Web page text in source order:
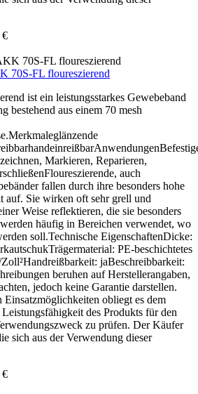
€
70S-FL floureszierend
ist ein leistungsstarkes Gewebeband
bestehend aus einem 70 mesh
Markieren, Reparieren,
auch
fallen durch ihre besonders hohe
auf. Sie wirken oft sehr grell und
Weise reflektieren, die sie besonders
häufig in Bereichen verwendet, wo
soll.Technische EigenschaftenDicke:
PE-beschichtetes
jaBeschreibbarkeit:
beruhen auf Herstellerangaben,
jedoch keine Garantie darstellen.
obliegt es dem
des Produkts für den
zu prüfen. Der Käufer
sich aus der Verwendung dieser
€